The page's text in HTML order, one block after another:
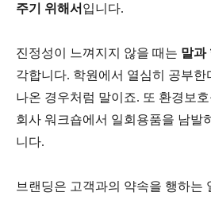
주기 위해서 입니다.
진정성이 느껴지지 않을 때는 말과
각합니다. 학원에서 열심히 공부한
나온 경우처럼 말이죠. 또 환경보
회사 워크숍에서 일회용품을 남발
니다.
브랜딩은 고객과의 약속을 행하는